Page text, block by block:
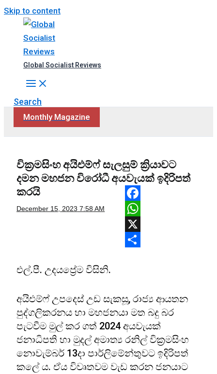
Skip to content
Global Socialist Reviews
Search
Monthly Magazine
වික්‍රමසිංහ අයිඑම්ෆ් සැලසුම් ක්‍රියාවට
දමන මහජන විරෝධී අයවැයක් ඉදිරිපත්
කරයි
December 15, 2023 7:58 AM
Facebook
WhatsApp
X
එල්.පී. උදයප්‍රේම විසිනි.
අයිඑම්ෆ් උපදෙස් උඩ සැකසූ, රාජ්‍ය ආයතන
පුද්ගලිකරනය හා මහජනයා මත බදු බර
පැටවීම මුල් කර ගත් 2024 අයවැයක්
ජනාධිපති හා මුදල් අමාත්‍ය රනිල් වික්‍රමසිංහ
නොවැම්බර් 13දා පාර්ලිමේන්තුවට ඉදිරිපත්
කලේ ය. ඒය විවෘතවම වැඩ කරන ජනයාට